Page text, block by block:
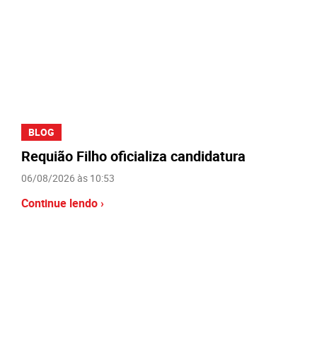
BLOG
Requião Filho oficializa candidatura
06/08/2026 às 10:53
Continue lendo ›